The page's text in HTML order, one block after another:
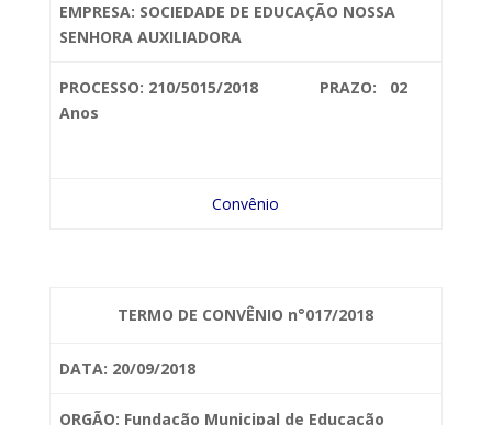
EMPRESA: SOCIEDADE DE EDUCAÇÃO NOSSA
SENHORA AUXILIADORA
PROCESSO: 210/5015/2018 PRAZO: 02
Anos
Convênio
TERMO DE CONVÊNIO n°017/2018
DATA: 20/09/2018
ORGÃO: Fundação Municipal de Educação